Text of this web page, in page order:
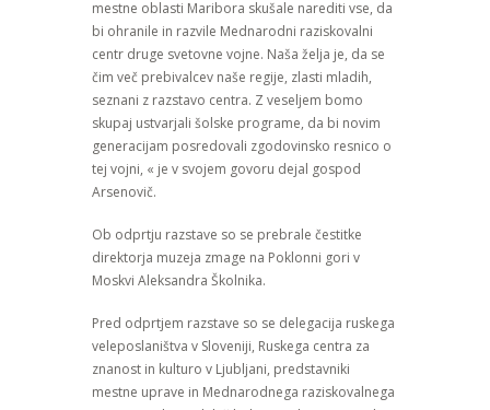
mestne oblasti Maribora skušale narediti vse, da
bi ohranile in razvile Mednarodni raziskovalni
centr druge svetovne vojne. Naša želja je, da se
čim več prebivalcev naše regije, zlasti mladih,
seznani z razstavo centra. Z veseljem bomo
skupaj ustvarjali šolske programe, da bi novim
generacijam posredovali zgodovinsko resnico o
tej vojni, « je v svojem govoru dejal gospod
Arsenovič.
Ob odprtju razstave so se prebrale čestitke
direktorja muzeja zmage na Poklonni gori v
Moskvi Aleksandra Školnika.
Pred odprtjem razstave so se delegacija ruskega
veleposlaništva v Sloveniji, Ruskega centra za
znanost in kulturo v Ljubljani, predstavniki
mestne uprave in Mednarodnega raziskovalnega